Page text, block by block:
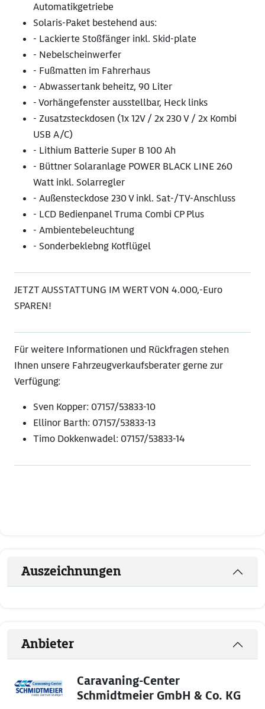
Automatikgetriebe
Solaris-Paket bestehend aus:
- Lackierte Stoßfänger inkl. Skid-plate
- Nebelscheinwerfer
- Fußmatten im Fahrerhaus
- Abwassertank beheitz, 90 Liter
- Vorhängefenster ausstellbar, Heck links
- Zusatzsteckdosen (1x 12V / 2x 230 V / 2x Kombi
USB A/C)
- Lithium Batterie Super B 100 Ah
- Büttner Solaranlage POWER BLACK LINE 260
Watt inkl. Solarregler
- Außensteckdose 230 V inkl. Sat-/TV-Anschluss
- LCD Bedienpanel Truma Combi CP Plus
- Ambientebeleuchtung
- Sonderbeklebng Kotflügel
JETZT AUSSTATTUNG IM WERT VON 4.000,-Euro
SPAREN!
Für weitere Informationen und Rückfragen stehen
Ihnen unsere Fahrzeugverkaufsberater gerne zur
Verfügung:
Sven Kopper: 07157/53833-10
Ellinor Barth: 07157/53833-13
Timo Dokkenwadel: 07157/53833-14
Auszeichnungen
Anbieter
Caravaning-Center
Schmidtmeier GmbH & Co. KG